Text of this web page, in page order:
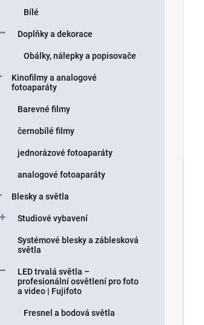
Bílé
Doplňky a dekorace
Obálky, nálepky a popisovače
Kinofilmy a analogové
fotoaparáty
Barevné filmy
černobílé filmy
jednorázové fotoaparáty
analogové fotoaparáty
Blesky a světla
Studiové vybavení
Systémové blesky a záblesková
světla
LED trvalá světla –
profesionální osvětlení pro foto
a video | Fujifoto
Fresnel a bodová světla